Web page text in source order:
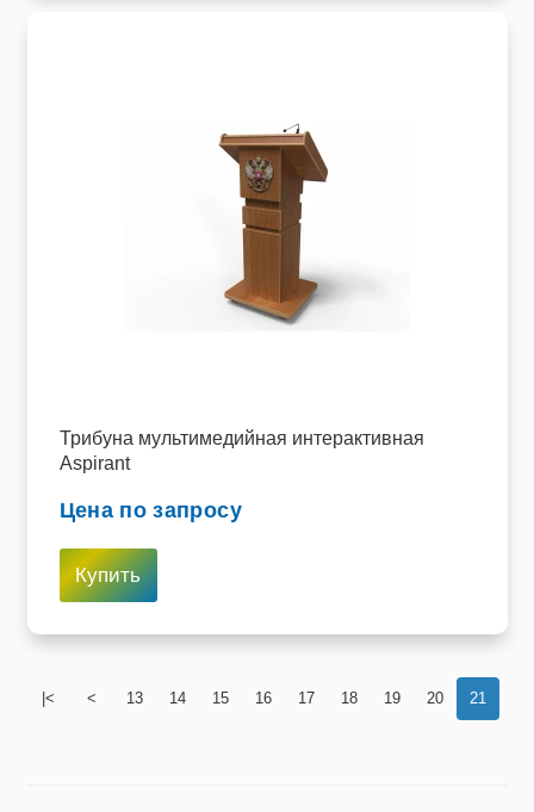
Трибуна мультимедийная интерактивная
Aspirant
Цена по запросу
Купить
|< < 13 14 15 16 17 18 19 20 21